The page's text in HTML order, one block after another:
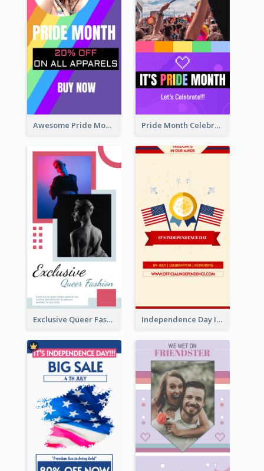
Awesome Pride Month Merch Instagram Story Design Pride Month Celebration Instagram Story Design
Exclusive Queer Fashion Instagram Story Independence Day Info Instagram Story